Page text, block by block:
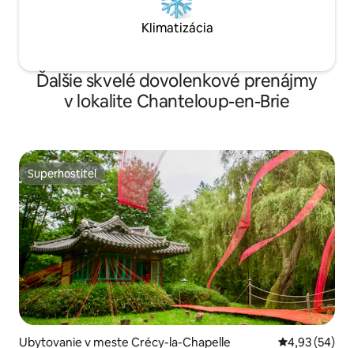
Klimatizácia
Ďalšie skvelé dovolenkové prenájmy
v lokalite Chanteloup-en-Brie
Superhostiteľ
Superhostiteľ
Ubytovanie v meste Crécy-la-Chapelle Priemerné
4,93 (54)